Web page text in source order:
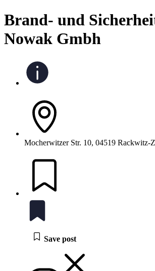
Brand- und
Nowak Gmbh
Mocherwitzer Str. 10, 04519 Rackwitz-
Save post